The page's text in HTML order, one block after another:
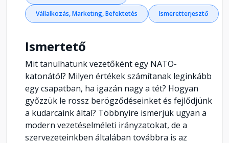
Vállalkozás, Marketing, Befektetés Ismeretterjesztő
Ismertető
Mit tanulhatunk vezetőként egy NATO-
katonától? Milyen értékek számítanak leginkább
egy csapatban, ha igazán nagy a tét? Hogyan
győzzük le rossz berögződéseinket és fejlődjünk
a kudarcaink által? Többnyire ismerjük ugyan a
modern vezetéselméleti irányzatokat, de a
szervezeteinkben általában továbbra is az